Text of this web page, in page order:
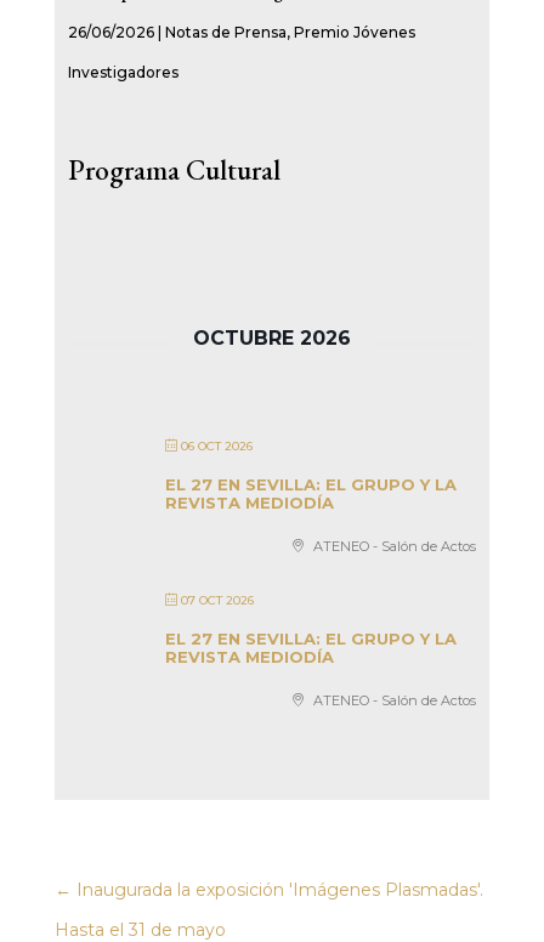
26/06/2026| Notas de Prensa, Premio Jóvenes
Investigadores
Programa Cultural
OCTUBRE 2026
06 OCT 2026
EL 27 EN SEVILLA: EL GRUPO Y LA
REVISTA MEDIODÍA
ATENEO - Salón de Actos
07 OCT 2026
EL 27 EN SEVILLA: EL GRUPO Y LA
REVISTA MEDIODÍA
ATENEO - Salón de Actos
← Inaugurada la exposición 'Imágenes Plasmadas'.
Hasta el 31 de mayo